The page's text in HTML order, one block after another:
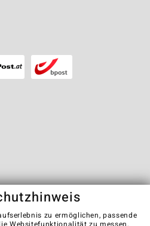
zu ermöglichen, passende